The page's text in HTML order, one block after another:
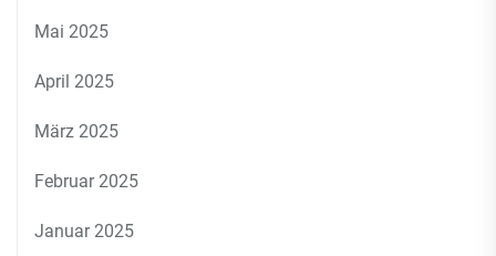
Mai 2025
April 2025
März 2025
Februar 2025
Januar 2025